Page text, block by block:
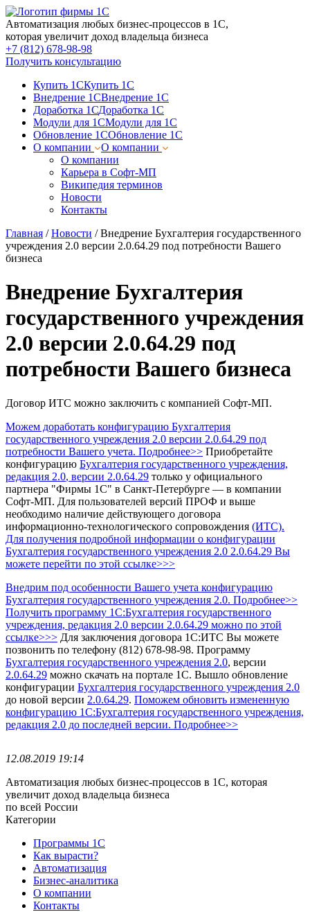
Автоматизация любых бизнес-процессов в 1С,
которая увеличит доход владельца бизнеса
+7 (812) 678-98-98
Получить консультацию
Купить 1СКупить 1С
Внедрение 1СВнедрение 1С
Доработка 1СДоработка 1С
Модули для 1СМодули для 1С
Обновление 1СОбновление 1С
О компании
О компании
О компании
Карьера в Софт-МП
Википедия терминов
Новости
Контакты
Главная /Новости /Внедрение Бухгалтерия государственного
учреждения 2.0 версии 2.0.64.29 под потребности Вашего
бизнеса
Внедрение Бухгалтерия
государственного учреждения
2.0 версии 2.0.64.29 под
потребности Вашего бизнеса
Договор ИТС можно заключить с компанией Софт-МП.
Можем доработать конфигурацию Бухгалтерия
государственного учреждения 2.0 версии 2.0.64.29 под
потребности Вашего учета. Подробнее>> Приобретайте
конфигурацию Бухгалтерия государственного учреждения,
редакция 2.0, версии 2.0.64.29 только у официального
партнера "Фирмы 1С" в Санкт-Петербурге — в компании
Софт-МП. Для пользователей версий ПРОФ и выше
необходимо наличие действующего договора
информационно-технологического сопровождения (ИТС).
Для получения подробной информации о конфигурации
Бухгалтерия государственного учреждения 2.0 2.0.64.29 Вы
можете перейти по этой ссылке>>>
Внедрим под особенности Вашего учета конфигурацию
Бухгалтерия государственного учреждения 2.0. Подробнее>>
Получить программу 1С:Бухгалтерия государственного
учреждения, редакция 2.0 версии 2.0.64.29 можно по этой
ссылке>>> Для заключения договора 1С:ИТС Вы можете
позвонить по телефону (812) 678-98-98. Программу
Бухгалтерия государственного учреждения 2.0, версии
2.0.64.29 можно скачать на портале 1С. Вышло обновление
конфигурации Бухгалтерия государственного учреждения 2.0
до новой версии 2.0.64.29. Поможем обновить измененную
конфигурацию 1С:Бухгалтерия государственного учреждения,
редакция 2.0 до последней версии. Подробнее>>
12.08.2019 19:14
Автоматизация любых бизнес-процессов в 1С, которая
увеличит доход владельца бизнеса
по всей России
Категории
Программы 1С
Как вырасти?
Автоматизация
Бизнес-аналитика
О компании
Контакты